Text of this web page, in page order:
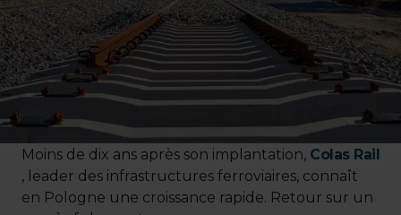
Moins de dix ans après son implantation, Colas Rail
, leader des infrastructures ferroviaires, connaît
en Pologne une croissance rapide. Retour sur un